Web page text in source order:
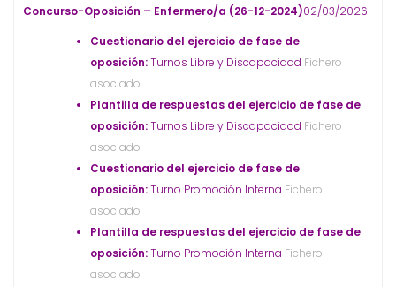
Concurso-Oposición – Enfermero/a (26-12-2024)02/03/2026
Cuestionario del ejercicio de fase de
oposición:Turnos Libre y Discapacidad Fichero
asociado
Plantilla de respuestas del ejercicio de fase de
oposición:Turnos Libre y Discapacidad Fichero
asociado
Cuestionario del ejercicio de fase de
oposición:Turno Promoción Interna Fichero
asociado
Plantilla de respuestas del ejercicio de fase de
oposición:Turno Promoción Interna Fichero
asociado